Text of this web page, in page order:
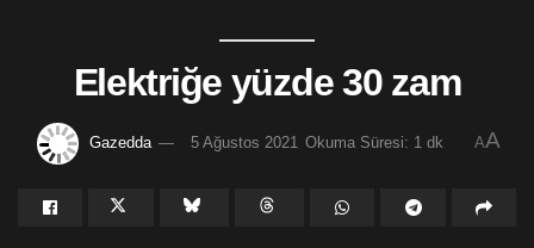
Elektriğe yüzde 30 zam
Gazedda 5 Ağustos 2021 Okuma Süresi: 1 dk AA